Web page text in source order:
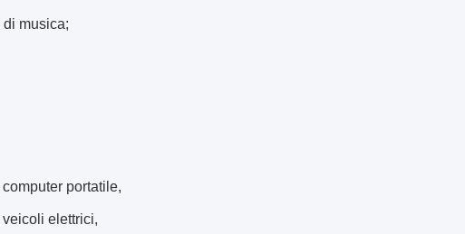
musica;
portatile,
elettrici,